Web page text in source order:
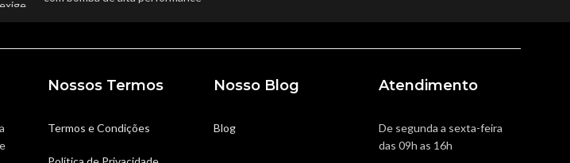
.
Ventoinhas de 120mm com controle PWM
Iluminação personalizável ARGB compatível
total segurança na compra
RGB nas bordas para personalizar seu setup
nylon que aumentam a durabilidade e evitam
AMD para fácil instalação
Produto novo com nota fiscal e garantia para
Nossos Termos
Termos e Condições
Nosso Blog
Blog
Atendimento
De segunda a sexta-feira
das 09h as 16h